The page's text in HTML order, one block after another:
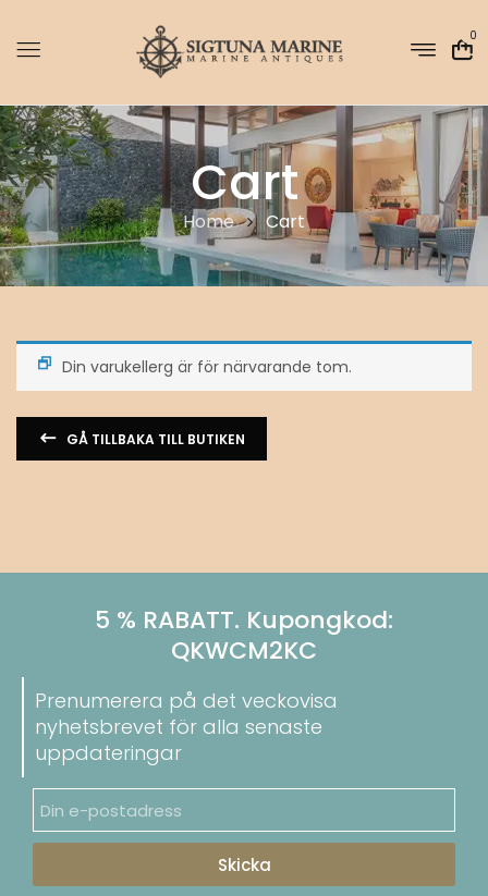
0
Cart
Home Cart
Din varukellerg är för närvarande tom.
GÅ TILLBAKA TILL BUTIKEN
5 % RABATT. Kupongkod:
QKWCM2KC
Prenumerera på det veckovisa
nyhetsbrevet för alla senaste
uppdateringar
Skicka